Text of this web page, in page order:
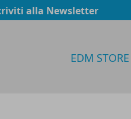
alla Newsletter
EDM STORE